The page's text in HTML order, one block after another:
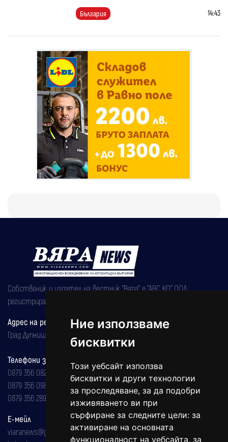
Ние използваме
бисквитки
Този уебсайт използва
бисквитки и други технологии
за проследяване, за да подобри
изживяването ви при
сърфиране за следните цели: за
активиране на основната
функционалност на уебсайта, за
България 14:43
Собственик и издател на вестник "Вяра" е "АВС КО" ООД,
регистрирана на 08.05.2002 година.
Адрес на редакцията
Град Дупница, ул.''Христо Ботев" 43
Телефони за реклама и абонаменти
0879 356 082
0879 356 098
0879 356 289
Е-мейл
viaranews@gmail.com